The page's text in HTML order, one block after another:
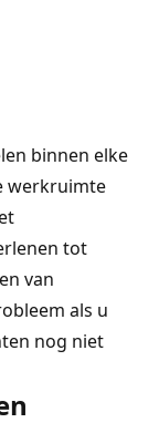
binnen elke
werkruimte
tot
van
als u
nog niet